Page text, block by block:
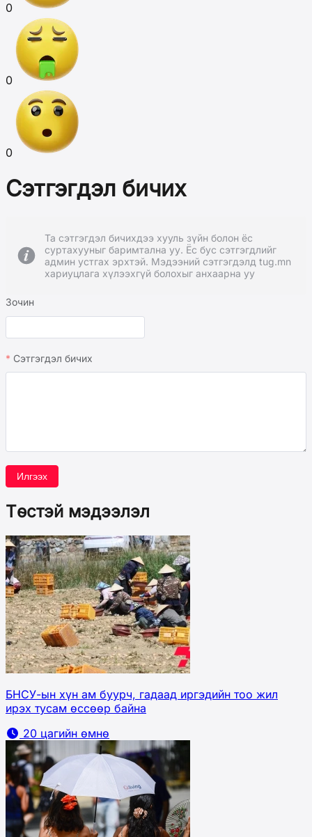
0
0
0
Сэтгэгдэл бичих
Та сэтгэгдэл бичихдээ хууль зүйн болон ёс
суртахууныг баримтална уу. Ёс бус сэтгэгдлийг
админ устгах эрхтэй. Мэдээний сэтгэгдэлд tug.mn
хариуцлага хүлээхгүй болохыг анхаарна уу
Зочин
Сэтгэгдэл бичих
Илгээх
Төстэй мэдээлэл
БНСУ-ын хүн ам буурч, гадаад иргэдийн тоо жил
ирэх тусам өссөөр байна
20 цагийн өмнө